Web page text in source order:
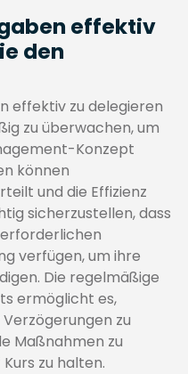
effektiv
den
effektiv zu delegieren
zu überwachen, um
Konzept
können
und die Effizienz
sicherzustellen, dass
verfügen, um ihre
Die regelmäßige
ermöglicht es,
zu
Maßnahmen zu
zu halten.